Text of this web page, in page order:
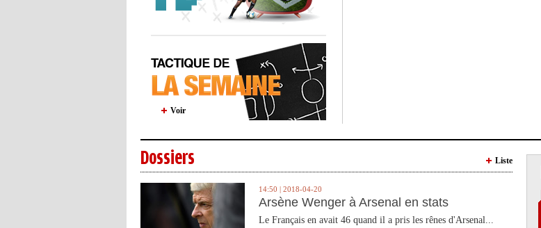
Voir
Dossiers Liste
14:50 | 2018-04-20
Arsène Wenger à Arsenal en stats
Le Français en avait 46 quand il a pris les rênes d'Arsenal...